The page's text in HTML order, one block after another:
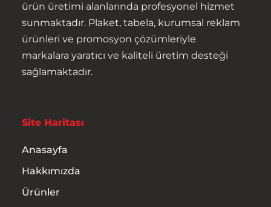
ürün üretimi alanlarında profesyonel hizmet
sunmaktadır. Plaket, tabela, kurumsal reklam
ürünleri ve promosyon çözümleriyle
markalara yaratıcı ve kaliteli üretim desteği
sağlamaktadır.
Site Haritası
Anasayfa
Hakkımızda
Ürünler
Hakkımızda
Ürünler